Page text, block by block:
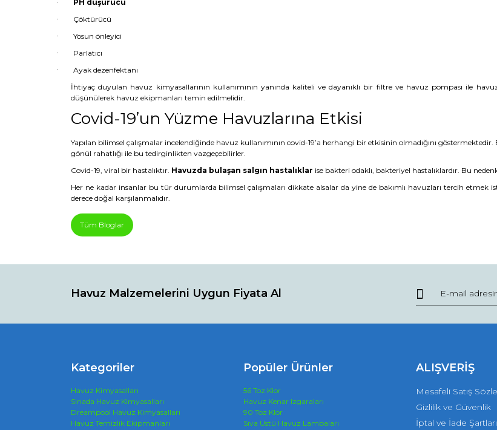
· PH düşürücü
· Çöktürücü
· Yosun önleyici
· Parlatıcı
·
Ayak dezenfektanı
İhtiyaç duyulan havuz kimyasallarının kullanımının yanında kaliteli ve dayanıklı bir filtre ve havuz pompası ile
düşünülerek havuz ekipmanları temin edilmelidir.
Covid-19’un Yüzme Havuzlarına Etkisi
Yapılan bilimsel çalışmalar incelendiğinde havuz kullanımının covid-19’a herhangi bir etkisinin olmadığını
gönül rahatlığı ile bu tedirginlikten vazgeçebilirler.
Covid-19, viral bir hastalıktır. Havuzda bulaşan salgın hastalıklar ise bakteri odaklı, bakteriyel hastalıklardır. Bu
Her ne kadar insanlar bu tür durumlarda bilimsel çalışmaları dikkate alsalar da yine de bakımlı havuzları tercih etmek
derece doğal karşılanmalıdır.
Tüm Bloglar
Havuz Malzemelerini Uygun Fiyata Al
Kategoriler
Havuz Kimyasalları
Sinada Havuz Kimyasalları
Dreampool Havuz Kimyasalları
Havuz Temizlik Ekipmanları
Popüler Ürünler
56 Toz Klor
Havuz Kenar Izgaraları
90 Toz Klor
Sıva Üstü Havuz Lambaları
ALIŞVERİŞ
Mesafeli Satış
Gizlilik ve Güvenlik
İptal ve İade Şartları